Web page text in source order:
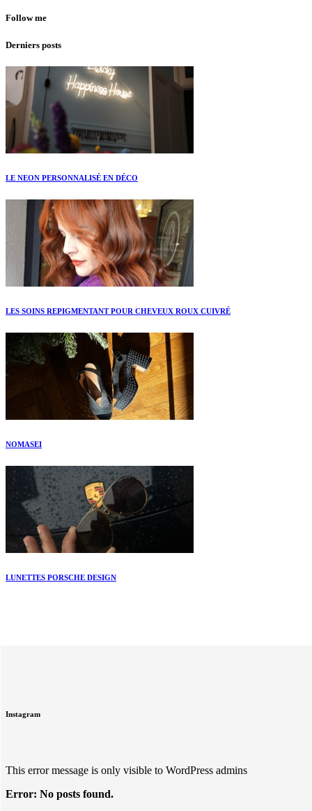
Follow me
Derniers posts
LE NEON PERSONNALISÉ EN DÉCO
LES SOINS REPIGMENTANT POUR CHEVEUX ROUX CUIVRÉ
NOMASEI
LUNETTES PORSCHE DESIGN
Instagram
This error message is only visible to WordPress admins
Error: No posts found.